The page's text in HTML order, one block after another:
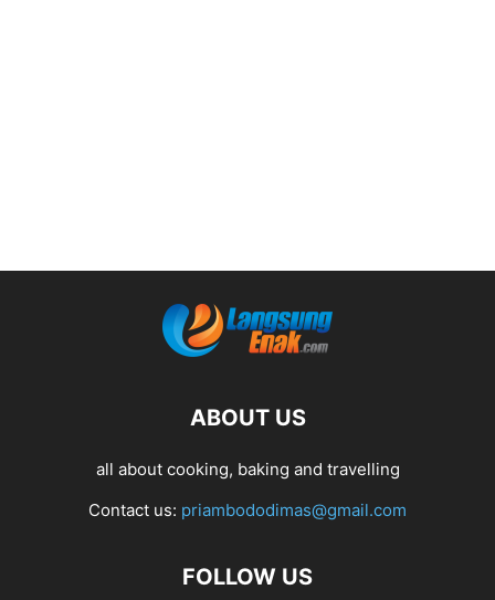
ABOUT US
all about cooking, baking and travelling
Contact us: priambododimas@gmail.com
FOLLOW US